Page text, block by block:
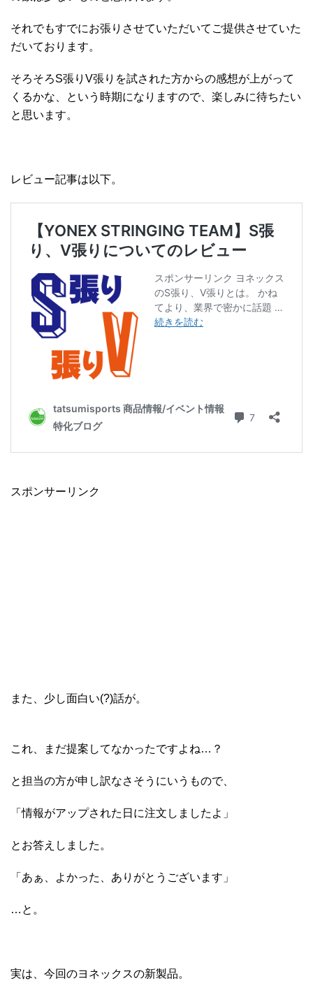
それでもすでにお張りさせていただいてご提供させていた
だいております。
そろそろS張りV張りを試された方からの感想が上がって
くるかな、という時期になりますので、楽しみに待ちたい
と思います。
レビュー記事は以下。
スポンサーリンク
また、少し面白い(?)話が。
これ、まだ提案してなかったですよね…？
と担当の方が申し訳なさそうにいうもので、
「情報がアップされた日に注文しましたよ」
とお答えしました。
「あぁ、よかった、ありがとうございます」
…と。
実は、今回のヨネックスの新製品。